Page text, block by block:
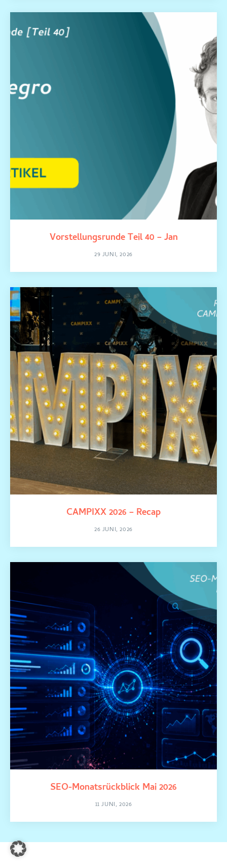
Vorstellungsrunde Teil 40 – Jan
29 JUNI, 2026
CAMPIXX 2026 – Recap
26 JUNI, 2026
SEO-Monatsrückblick Mai 2026
11 JUNI, 2026